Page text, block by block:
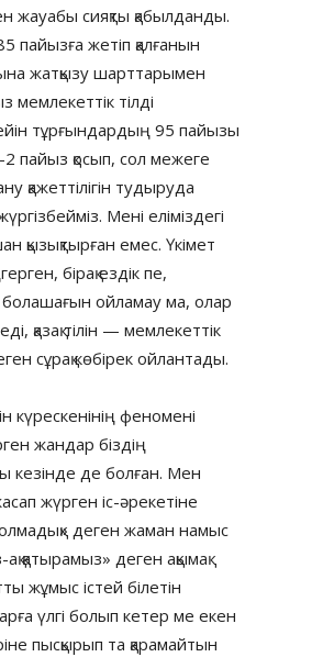
жауабы сияқты қабылданды.
пайызға жетіп қалғанын
жатқызу шарттарымен
тілді
тұрғындардың 95 пайызы
2 пайыз қосып, сол межеге
қажеттілігін тудыруда
Мені еліміздегі
қызықтырған емес. Үкімет
бірақ ездік пе,
болашағын ойламау ма, олар
қазақ тілін — мемлекеттік
сұрақ көбірек ойлантады.
күрескенінің феномені
жандар біздің
кезінде де болған. Мен
жүрген іс-әрекетіне
деген жаман намыс
қатырамыз» деген ақымақ
жұмыс істей білетін
үлгі болып кетер ме екен
пысқырып та қарамайтын